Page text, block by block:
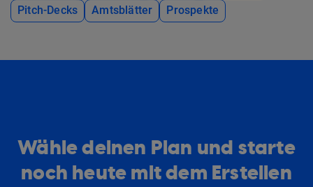
Pitch-Decks
Amtsblätter Prospekte
Wähle deinen Plan und starte
noch heute mit dem Erstellen